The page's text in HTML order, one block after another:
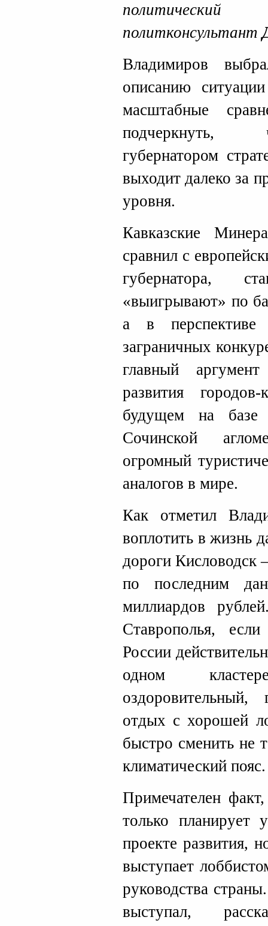
политконсультант
Владимиров
описанию
масштабные
подчеркнуть,
губернатором
выходит далеко за
уровня.
Кавказские
сравнил с
губернатора,
«выигрывают» по
а в перспективе
заграничных
главный
развития
будущем на
Сочинской
огромный
аналогов в мире.
Как отметил
воплотить в жизнь
дороги
по последним
миллиардов
Ставрополья,
России
одном
отдых с хорошей
быстро сменить не
климатический пояс.
Примечателен
только планирует
проекте развития,
выступает
руководства
выступал,